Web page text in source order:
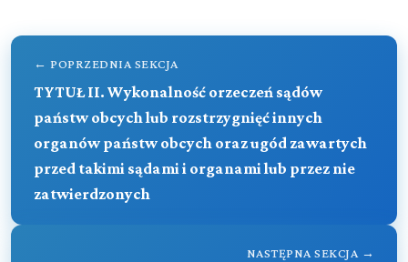
← POPRZEDNIA SEKCJA
TYTUŁ II. Wykonalność orzeczeń sądów
państw obcych lub rozstrzygnięć innych
organów państw obcych oraz ugód zawartych
przed takimi sądami i organami lub przez nie
zatwierdzonych
NASTĘPNA SEKCJA →
Tytuł V Wykonalność orzeczeń sądów państw
członkowskich Unii Europejskiej wydanych w
europejskim postępowaniu w sprawie drobnych
roszczeń
Część piąta Sąd polubowny (arbitrażowy)